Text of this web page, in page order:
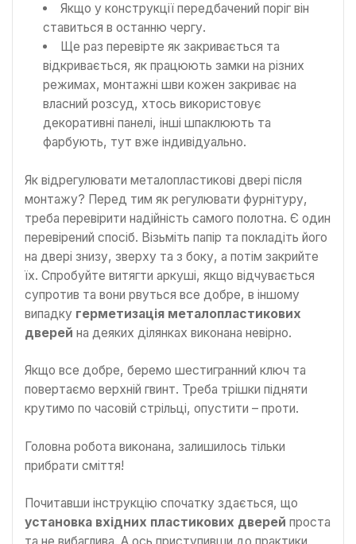
Якщо у конструкції передбачений поріг він
ставиться в останню чергу.
Ще раз перевірте як закривається та
відкривається, як працюють замки на різних
режимах, монтажні шви кожен закриває на
власний розсуд, хтось використовує
декоративні панелі, інші шпаклюють та
фарбують, тут вже індивідуально.
Як відрегулювати металопластикові двері після
монтажу? Перед тим як регулювати фурнітуру,
треба перевірити надійність самого полотна. Є один
перевірений спосіб. Візьміть папір та покладіть його
на двері знизу, зверху та з боку, а потім закрийте
їх. Спробуйте витягти аркуші, якщо відчувається
супротив та вони рвуться все добре, в іншому
випадку герметизація металопластикових
дверей на деяких ділянках виконана невірно.
Якщо все добре, беремо шестигранний ключ та
повертаємо верхній гвинт. Треба трішки підняти
крутимо по часовій стрільці, опустити – проти.
Головна робота виконана, залишилось тільки
прибрати сміття!
Почитавши інструкцію спочатку здається, що
установка вхідних пластикових дверей проста